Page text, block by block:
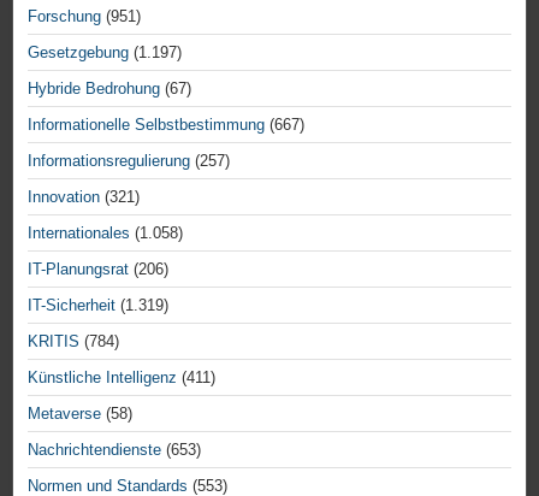
Forschung (951)
Gesetzgebung (1.197)
Hybride Bedrohung (67)
Informationelle Selbstbestimmung (667)
Informationsregulierung (257)
Innovation (321)
Internationales (1.058)
IT-Planungsrat (206)
IT-Sicherheit (1.319)
KRITIS (784)
Künstliche Intelligenz (411)
Metaverse (58)
Nachrichtendienste (653)
Normen und Standards (553)